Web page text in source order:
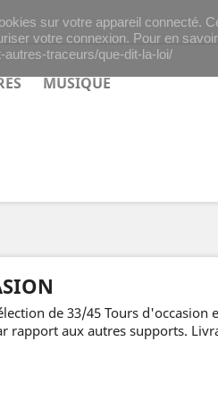
sur votre appareil connecté.
votre connexion. Pour en
traceurs/que-dit-la-loi/
MUSIQUE
de 33/45 Tours d'occasion
rapport aux autres supports.